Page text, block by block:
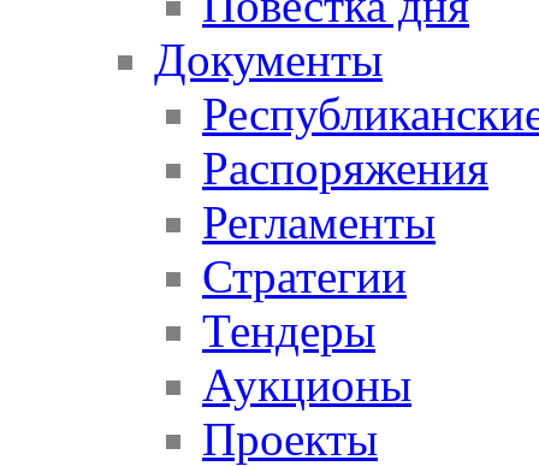
Документы
Распоряжения
Регламенты
Стратегии
Тендеры
Аукционы
Проекты